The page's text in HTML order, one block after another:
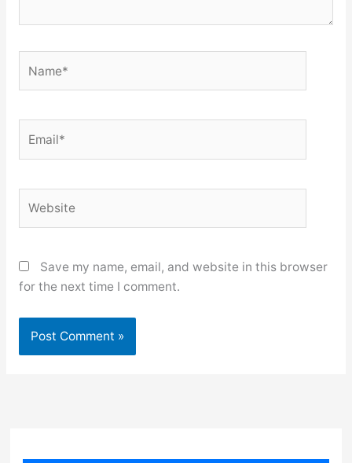
Save my name, email, and website in this browser
for the next time I comment.